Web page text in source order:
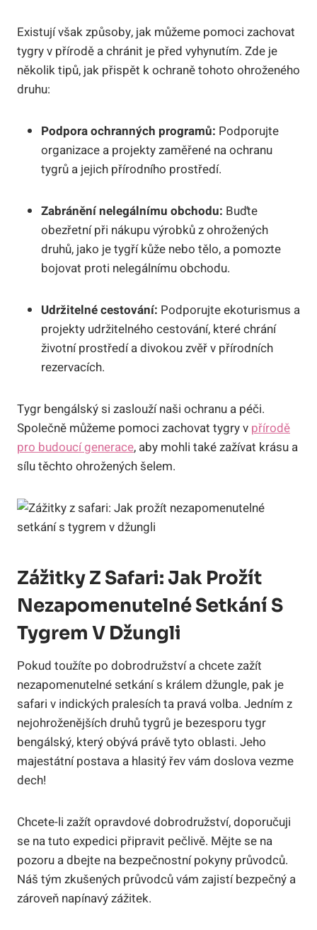
Existují však způsoby, jak můžeme pomoci zachovat
tygry v přírodě a chránit je před vyhynutím. Zde je
několik tipů, jak přispět k ochraně tohoto ohroženého
druhu:
Podpora ochranných programů: Podporujte
organizace a projekty zaměřené na ochranu
tygrů a jejich přírodního prostředí.
Zabránění nelegálnímu obchodu: Buďte
obezřetní při nákupu výrobků z ohrožených
druhů, jako je tygří kůže nebo tělo, a pomozte
bojovat proti nelegálnímu obchodu.
Udržitelné cestování: Podporujte ekoturismus a
projekty udržitelného cestování, které chrání
životní prostředí a divokou zvěř v přírodních
rezervacích.
Tygr bengálský si zaslouží naši ochranu a péči.
Společně můžeme pomoci zachovat tygry v přírodě
pro budoucí generace, aby mohli také zažívat krásu a
sílu těchto ohrožených šelem.
Zážitky Z Safari: Jak Prožít
Nezapomenutelné Setkání S
Tygrem V Džungli
Pokud toužíte po dobrodružství a chcete zažít
nezapomenutelné setkání s králem džungle, pak je
safari v indických pralesích ta pravá volba. Jedním z
nejohroženějších druhů tygrů je bezesporu tygr
bengálský, který obývá právě tyto oblasti. Jeho
majestátní postava a hlasitý řev vám doslova vezme
dech!
Chcete-li zažít opravdové dobrodružství, doporučuji
se na tuto expedici připravit pečlivě. Mějte se na
pozoru a dbejte na bezpečnostní pokyny průvodců.
Náš tým zkušených průvodců vám zajistí bezpečný a
zároveň napínavý zážitek.